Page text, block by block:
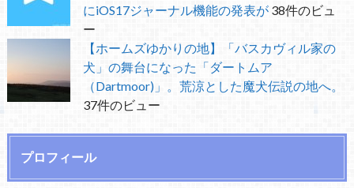
にiOS17ジャーナル機能の発表が 38件のビュ
ー
【ホームズゆかりの地】「バスカヴィル家の
犬」の舞台になった「ダートムア
（Dartmoor)」。荒涼とした魔犬伝説の地へ。
37件のビュー
プロフィール